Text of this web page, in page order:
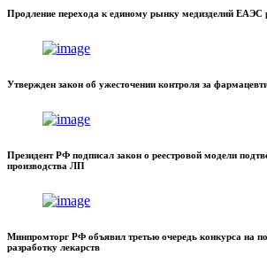
Продление перехода к единому рынку медизделий ЕАЭС
Утвержден закон об ужесточении контроля за
Президент РФ подписал закон о реестровой модели
производства ЛП
Минпромторг РФ объявил третью очередь конкурса на
разработку лекарств